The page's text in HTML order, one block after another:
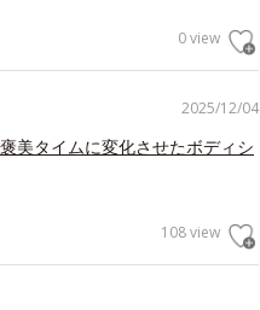
0 view
2025/12/04
美タイムに変化させたボディシ
108 view